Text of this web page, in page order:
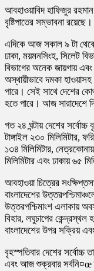
আবহাওয়াবিদ হাফিজুর
বৃষ্টিপাতের সম্ভাবনা
এদিকে আজ সকাল ৯ টা থেকে
ঢাকা, ময়মনসিংহ, সিলেট
বিভাগের অনেক জায়গায়
অস্থায়ীভাবে দমকা হাওয়াসহ
পারে। সেই সাথে দেশের
হতে পারে। আজ সারাদেশে
গত ২৪ ঘন্টায় দেশের
টাঙ্গাইল ২৩০ মিলিমিটার,
১৩৪ মিলিমিটার,
মিলিমিটার এবং ঢাকায় ৬৫
আবহাওয়া চিত্রের
বাংলাদেশের
উত্তরপশ্চিমাংশ এলাকায়
বিহার, লঘুচাপের
বাংলাদেশের উপর সক্রিয়
বৃহস্পতিবার দেশের
এবং আজ শুক্রবার সর্বনি¤œ